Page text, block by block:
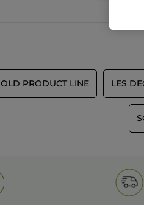
OLD PRODUCT LINE LES